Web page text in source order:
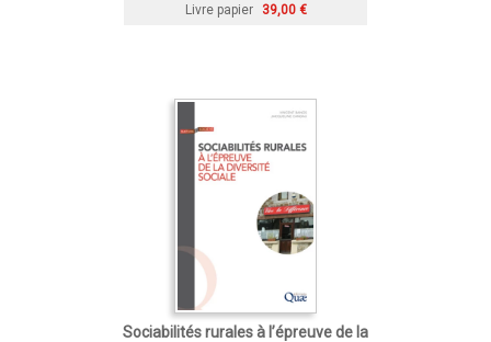
Livre papier 39,00 €
Sociabilités rurales à l’épreuve de la